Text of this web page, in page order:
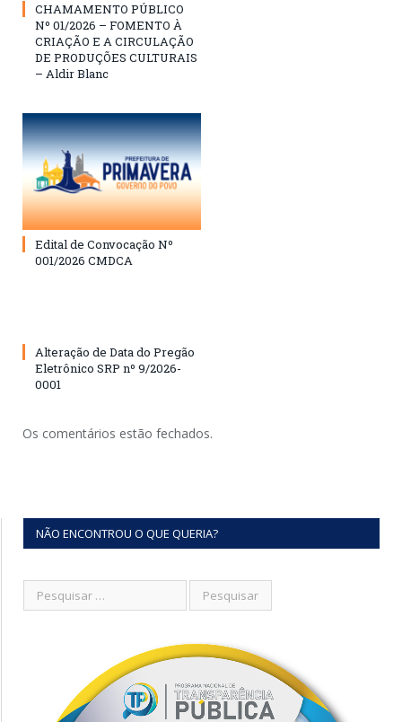
CHAMAMENTO PÚBLICO
Nº 01/2026 – FOMENTO À
CRIAÇÃO E A CIRCULAÇÃO
DE PRODUÇÕES CULTURAIS
– Aldir Blanc
Edital de Convocação Nº
001/2026 CMDCA
Alteração de Data do Pregão
Eletrônico SRP nº 9/2026-
0001
Os comentários estão fechados.
NÃO ENCONTROU O QUE QUERIA?